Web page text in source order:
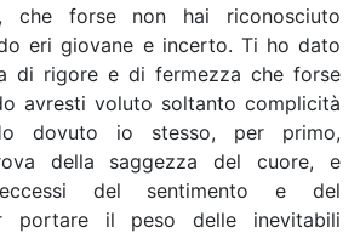
che forse non hai riconosciuto
eri giovane e incerto. Ti ho dato
di rigore e di fermezza che forse
avresti voluto soltanto complicità
dovuto io stesso, per primo,
della saggezza del cuore, e
del sentimento e del
portare il peso delle inevitabili